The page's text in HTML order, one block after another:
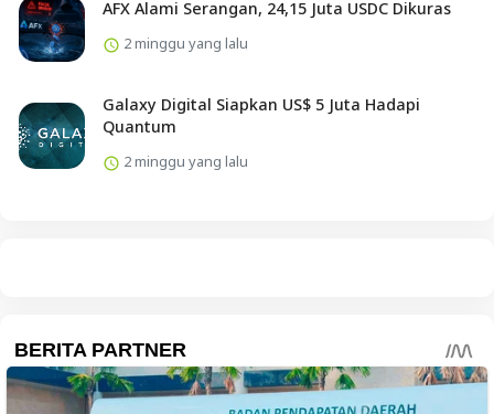
AFX Alami Serangan, 24,15 Juta USDC Dikuras
2 minggu yang lalu
Galaxy Digital Siapkan US$ 5 Juta Hadapi
Quantum
2 minggu yang lalu